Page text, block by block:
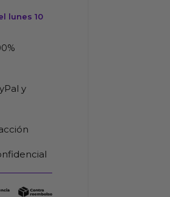
lunes 10
y